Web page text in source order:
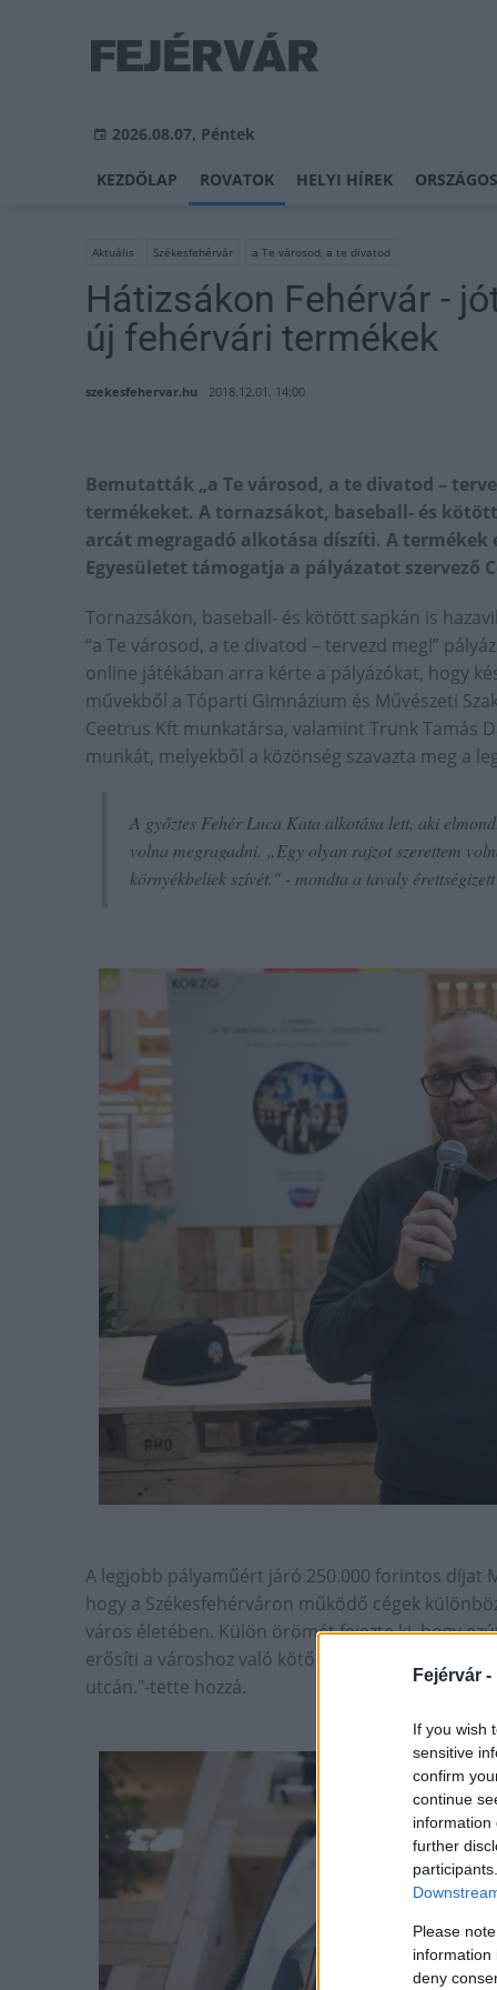
Fejérvár -
If you wish
sensitive
confirm
continue
information
further
Please
information
deny
2026.08.07, Péntek
KEZDŐLAP ROVATOK HELYI HÍREK
Aktuális Székesfehérvár a Te városod, a te divatod
Hátizsákon Fehérvár -
új fehérvári termékek
szekesfehervar.hu 2018.12.01. 14:00
Bemutatták „a Te városod, a te divatod –
termékeket. A tornazsákot, baseball- és
arcát megragadó alkotása díszíti. A termékek
Egyesületet támogatja a pályázatot szervező
Tornazsákon, baseball- és kötött sapkán is
“a Te városod, a te divatod – tervezd meg!”
online játékában arra kérte a pályázókat, hogy
művekből a Tóparti Gimnázium és Művészeti
Ceetrus Kft munkatársa, valamint Trunk Tamás
munkát, melyekből a közönség szavazta meg a
A győztes Fehér Luca Kata alkotása lett, aki
volna megragadni. „Egy olyan rajzot szerettem
környékbeliek szívét." - mondta a tavaly érettségizett
A legjobb pályaműért járó 250.000 forintos díjat
hogy a Székesfehérváron működő cégek
város életében. Külön örömét fejezte ki, hogy
erősíti a városhoz való kötődésüket. „Remélem,
utcán."-tette hozzá.